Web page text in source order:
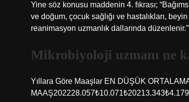
Yine söz konusu maddenin 4. fıkrası;
ve doğum, çocuk sağlığı ve hastalıkları,
reanimasyon uzmanlık dallarında
Mikrobiyoloji uzmanı ne
Yıllara Göre Maaşlar EN DÜŞÜK